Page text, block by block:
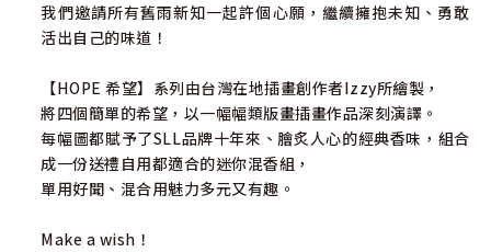
我們邀請所有舊雨新知一起許個心願，繼續擁抱未知、勇敢
活出自己的味道！
【HOPE 希望】系列由台灣在地插畫創作者Izzy所繪製，
將四個簡單的希望，以一幅幅類版畫插畫作品深刻演譯。
每幅圖都賦予了SLL品牌十年來、膾炙人心的經典香味，組合
成一份送禮自用都適合的迷你混香組，
單用好聞、混合用魅力多元又有趣。
Make a wish！